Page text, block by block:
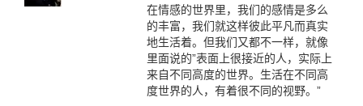
在情感的世界里，我们的感情是多么
的丰富，我们就这样彼此平凡而真实
地生活着。但我们又都不一样，就像
里面说的”表面上很接近的人，实际上
来自不同高度的世界。生活在不同高
度世界的人，有着很不同的视野。”